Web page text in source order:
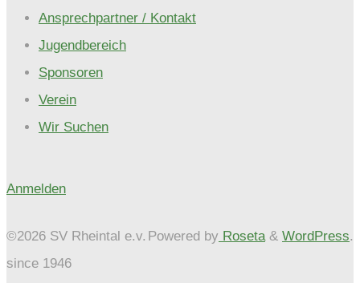
Ansprechpartner / Kontakt
Jugendbereich
Sponsoren
Verein
Wir Suchen
Anmelden
Powered by Roseta& WordPress.
©2026 SV Rheintal e.v.
since 1946